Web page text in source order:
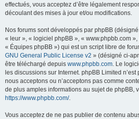
effectués, vous acceptez d’être légalement
découlant des mises à jour et/ou modifications.
Nos forums sont développés par phpBB
« leur », « logiciel phpBB », « www.phpbb.com
« Équipes phpBB ») qui est un script libre de
GNU General Public License v2 » (désigné ci-
être téléchargé depuis www.phpbb.com. Le
les discussions sur Internet. phpBB Limited
nous acceptons ou n’acceptons pas comme
de plus amples informations au sujet de phpBB,
https://www.phpbb.com/.
Vous acceptez de ne pas publier de contenu